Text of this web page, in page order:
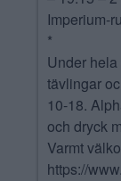
Imperium-
*
Under
tävlingar
10-18.
och dryck
Varmt
https://